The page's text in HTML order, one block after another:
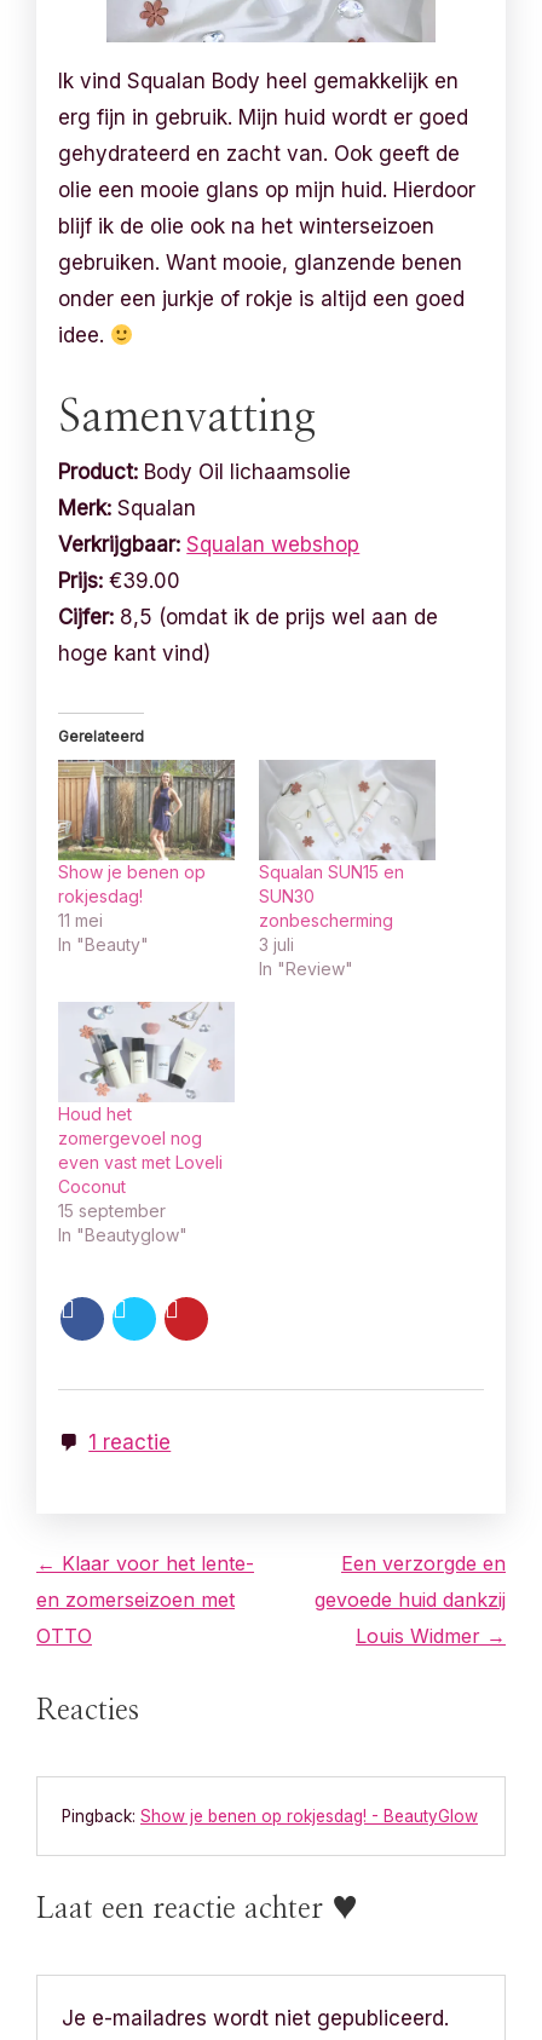
Ik vind Squalan Body heel gemakkelijk en
erg fijn in gebruik. Mijn huid wordt er goed
gehydrateerd en zacht van. Ook geeft de
olie een mooie glans op mijn huid. Hierdoor
blijf ik de olie ook na het winterseizoen
gebruiken. Want mooie, glanzende benen
onder een jurkje of rokje is altijd een goed
idee.
Samenvatting
Product: Body Oil lichaamsolie
Merk:Squalan
Verkrijgbaar:Squalan webshop
Prijs: €39.00
Cijfer: 8,5 (omdat ik de prijs wel aan de
hoge kant vind)
Gerelateerd
Show je benen op
rokjesdag!
11 mei
In "Beauty"
Squalan SUN15 en
SUN30
zonbescherming
3 juli
In "Review"
Houd het
zomergevoel nog
even vast met Loveli
Coconut
15 september
In "Beautyglow"
1 reactie
B
e
i
c
a
← Klaar voor het lente-
en zomerseizoen met
OTTO
Een verzorgde en
gevoede huid dankzij
Louis Widmer →
Reacties
Pingback: Show je benen op rokjesdag! - BeautyGlow
Laat een reactie achter ♥
Je e-mailadres wordt niet gepubliceerd.